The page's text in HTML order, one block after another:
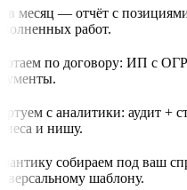
в месяц — отчёт с
работ.
по договору: ИП с
с аналитики: аудит +
и нишу.
собираем под ваш
шаблону.